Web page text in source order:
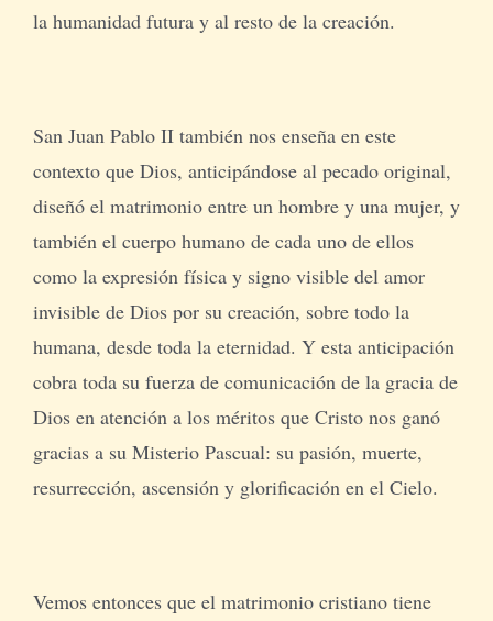
la humanidad futura y al resto de la creación.
San Juan Pablo II también nos enseña en este
contexto que Dios, anticipándose al pecado original,
diseñó el matrimonio entre un hombre y una mujer, y
también el cuerpo humano de cada uno de ellos
como la expresión física y signo visible del amor
invisible de Dios por su creación, sobre todo la
humana, desde toda la eternidad. Y esta anticipación
cobra toda su fuerza de comunicación de la gracia de
Dios en atención a los méritos que Cristo nos ganó
gracias a su Misterio Pascual: su pasión, muerte,
resurrección, ascensión y glorificación en el Cielo.
Vemos entonces que el matrimonio cristiano tiene